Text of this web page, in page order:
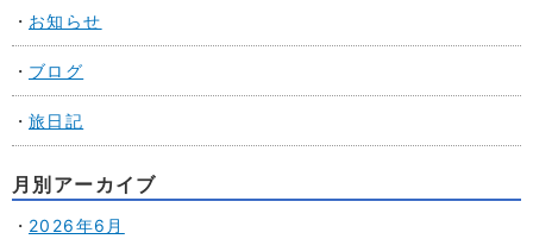
お知らせ
ブログ
旅日記
月別アーカイブ
2026年6月